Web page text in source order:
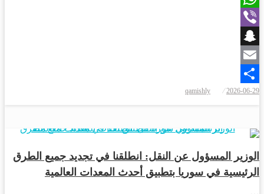
WhatsApp
Viber
Snapchat
Email
Share
نُشر
في
2026-06-29
qamishly
الوزير المسؤول عن النقل: انطلقنا في تجديد جميع الطرق
الرئيسية في سوريا بتطبيق أحدث المعدات العالمية
…